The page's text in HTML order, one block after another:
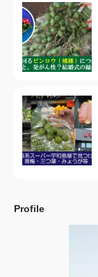
Profile